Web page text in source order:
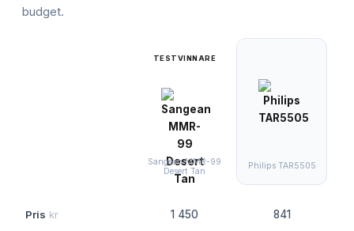
budget.
TESTVINNARE
Sangean MMR-99
Desert Tan
Philips TAR5505
Pris kr 1 450 841